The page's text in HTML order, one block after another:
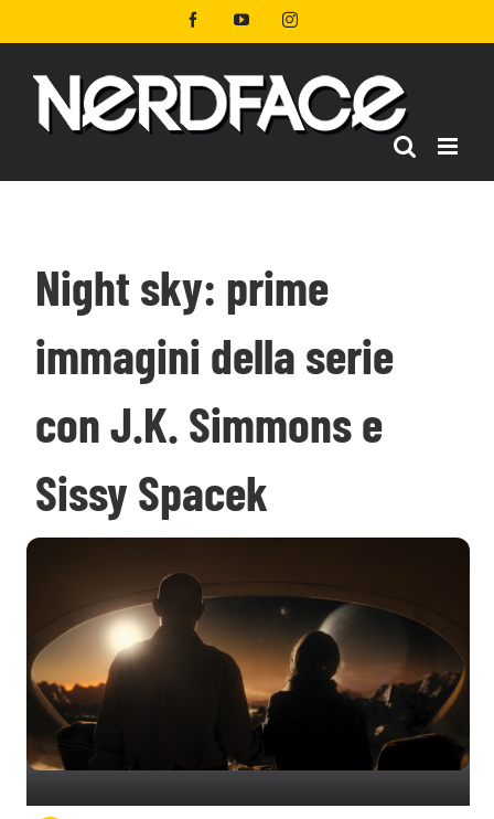
al
FacebookYouTubeInstagram
Night sky: prime
immagini della serie
con J.K. Simmons e
Sissy Spacek